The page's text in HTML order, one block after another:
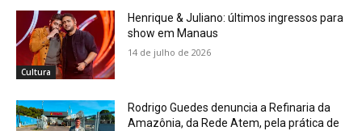
Cultura
Henrique & Juliano: últimos ingressos para
show em Manaus
14 de julho de 2026
Rodrigo Guedes denuncia a Refinaria da
Amazônia, da Rede Atem, pela prática de